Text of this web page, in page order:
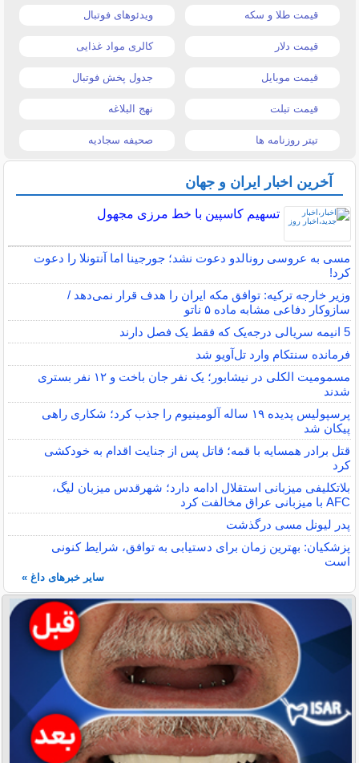
قیمت طلا و سکه ویدئوهای فوتبال
قیمت دلار کالری مواد غذایی
قیمت موبایل جدول پخش فوتبال
قیمت تبلت نهج البلاغه
تیتر روزنامه ها صحیفه سجادیه
آخرین اخبار ایران و جهان
تسهیم کاسپین با خط مرزی مجهول
مسی به عروسی رونالدو دعوت نشد؛ جورجینا اما آنتونلا را دعوت
کرد!
وزیر خارجه ترکیه: توافق مکه ایران را هدف قرار نمی‌دهد /
سازوکار دفاعی مشابه ماده ۵ ناتو
5 انیمه سریالی درجه‌یک که فقط یک فصل دارند
فرمانده سنتکام وارد تل‌آویو شد
مسمومیت الکلی در نیشابور؛ یک نفر جان باخت و ۱۲ نفر بستری
شدند
پرسپولیس پدیده ۱۹ ساله آلومینیوم را جذب کرد؛ شکاری راهی
پیکان شد
قتل برادر همسایه با قمه؛ قاتل پس از جنایت اقدام به خودکشی
کرد
بلاتکلیفی میزبانی استقلال ادامه دارد؛ شهرقدس میزبان لیگ،
AFC با میزبانی عراق مخالفت کرد
پدر لیونل مسی درگذشت
پزشکیان: بهترین زمان برای دستیابی به توافق، شرایط کنونی
است
سایر خبرهای داغ »